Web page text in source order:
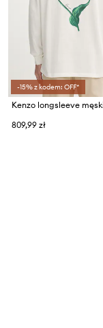
-15% z kodem: OFF*
809,99 zł